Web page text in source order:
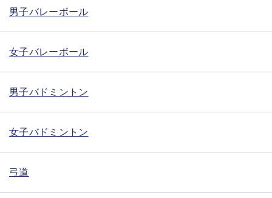
男子バレーボール
女子バレーボール
男子バドミントン
女子バドミントン
弓道